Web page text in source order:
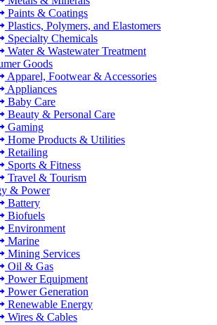
Paints & Coatings
Plastics, Polymers, and Elastomers
Specialty Chemicals
Water & Wastewater Treatment
Goods
Apparel, Footwear & Accessories
Appliances
Baby Care
Beauty & Personal Care
Gaming
Home Products & Utilities
Retailing
Sports & Fitness
Travel & Tourism
& Power
Battery
Biofuels
Environment
Marine
Mining Services
Oil & Gas
Power Equipment
Power Generation
Renewable Energy
Wires & Cables